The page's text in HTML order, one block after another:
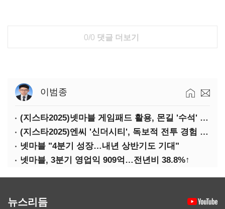
0/0 댓글 더보기
이범종
(지스타2025)넷마블 게임패드 활용, 몬길 '수석' 7대죄 '차석'
(지스타2025)엔씨 '신더시티', 독보적 전투 경험 필요
넷마블 "4분기 성장…내년 상반기도 기대"
넷마블, 3분기 영업익 909억…전년비 38.8%↑
뉴스리듬